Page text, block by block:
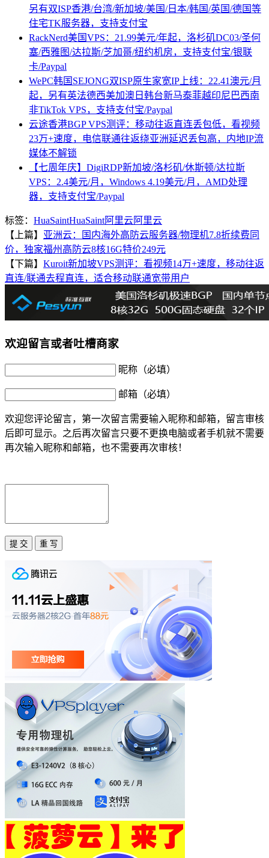
另有双ISP香港/台湾/新加坡/美国/日本/韩国/英国/德国等
住宅TK服务器，支持支付宝
RackNerd美国VPS：21.99美元/年起，洛杉矶DC03/圣何
塞/西雅图/达拉斯/芝加哥/纽约机房，支持支付宝/银联
卡/Paypal
WePC韩国SEJONG双ISP原生家宽IP上线：22.41澳元/月
起，另有英法德西美加澳日韩台新马泰菲越印尼巴西南
非TikTok VPS，支持支付宝/Paypal
云途香港BGP VPS测评：移动往返直连丢包低，看视频
23万+速度，电信联通往返绕亚洲延迟丢包高，内地IP流
媒体不解锁
【七周年庆】DigiRDP新加坡/洛杉矶/休斯顿/达拉斯
VPS：2.4美元/月，Windows 4.19美元/月，AMD处理
器，支持支付宝/Paypal
标签： HuaSaintHuaSaint阿里云阿里云
【上篇】 亚洲云：国内海外高防云服务器/物理机7.8折续费同
价，独家福州高防云8核16G特价249元
【下篇】 Kuroit新加坡VPS测评：看视频14万+速度，移动往返
直连/联通去程直连，适合移动联通宽带用户
欢迎留言或者吐槽商家
昵称（必填）
邮箱（必填）
欢迎您评论留言，第一次留言需要输入昵称和邮箱，留言审核
后即可显示。之后再次留言只要不更换电脑或者手机就不需要
再次输入昵称和邮箱，也不需要再次审核！